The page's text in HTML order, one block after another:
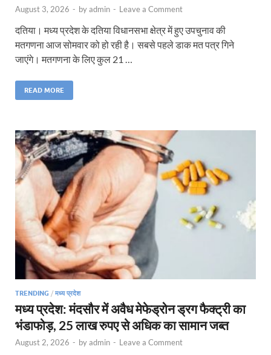
August 3, 2026 - byadmin - Leave a Comment
दतिया। मध्य प्रदेश के दतिया विधानसभा क्षेत्र में हुए उपचुनाव की
मतगणना आज सोमवार को हो रही है। सबसे पहले डाक मत पत्र गिने
जाएंगे। मतगणना के लिए कुल 21 …
READ MORE
TRENDING / मध्य प्रदेश
मध्य प्रदेश: मंदसौर में अवैध मेफेड्रोन ड्रग फैक्ट्री का
भंडाफोड़, 25 लाख रुपए से अधिक का सामान जब्त
August 2, 2026 - byadmin - Leave a Comment